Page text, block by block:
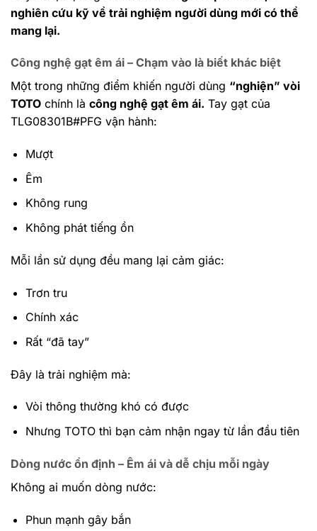
nghiên cứu kỹ về trải nghiệm người dùng mới có thể
mang lại.
Công nghệ gạt êm ái – Chạm vào là biết khác biệt
Một trong những điểm khiến người dùng “nghiện” vòi
TOTO chính là công nghệ gạt êm ái. Tay gạt của
TLG08301B#PFG vận hành:
Mượt
Êm
Không rung
Không phát tiếng ồn
Mỗi lần sử dụng đều mang lại cảm giác:
Trơn tru
Chính xác
Rất “đã tay”
Đây là trải nghiệm mà:
Vòi thông thường khó có được
Nhưng TOTO thì bạn cảm nhận ngay từ lần đầu tiên
Dòng nước ổn định – Êm ái và dễ chịu mỗi ngày
Không ai muốn dòng nước:
Phun mạnh gây bắn